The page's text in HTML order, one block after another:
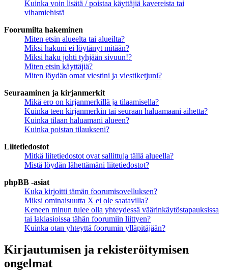
Kuinka voin lisätä / poistaa käyttäjiä kavereista tai
vihamiehistä
Foorumilta hakeminen
Miten etsin alueelta tai alueilta?
Miksi hakuni ei löytänyt mitään?
Miksi haku johti tyhjään sivuun!?
Miten etsin käyttäjiä?
Miten löydän omat viestini ja viestiketjuni?
Seuraaminen ja kirjanmerkit
Mikä ero on kirjanmerkillä ja tilaamisella?
Kuinka teen kirjanmerkin tai seuraan haluamaani aihetta?
Kuinka tilaan haluamani alueen?
Kuinka poistan tilaukseni?
Liitetiedostot
Mitkä liitetiedostot ovat sallittuja tällä alueella?
Mistä löydän lähettämäni liitetiedostot?
phpBB -asiat
Kuka kirjoitti tämän foorumisovelluksen?
Miksi ominaisuutta X ei ole saatavilla?
Keneen minun tulee olla yhteydessä väärinkäytöstapauksissa
tai lakiasioissa tähän foorumiin liittyen?
Kuinka otan yhteyttä foorumin ylläpitäjään?
Kirjautumisen ja rekisteröitymisen
ongelmat